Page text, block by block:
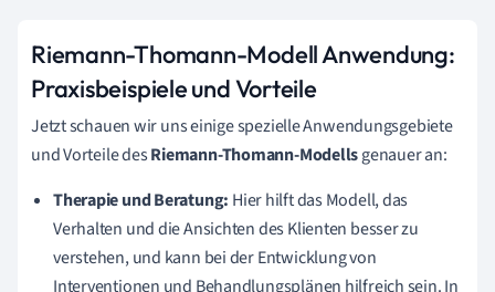
Riemann-Thomann-Modell Anwendung:
Praxisbeispiele und Vorteile
Jetzt schauen wir uns einige spezielle Anwendungsgebiete
und Vorteile desRiemann-Thomann-Modellsgenauer an:
Therapie und Beratung: Hier hilft das Modell, das
Verhalten und die Ansichten des Klienten besser zu
verstehen, und kann bei der Entwicklung von
Interventionen und Behandlungsplänen hilfreich sein. In